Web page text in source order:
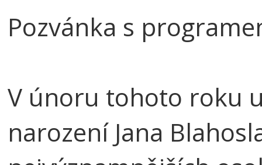
Pozvánka s
V únoru tohoto roku
narození Jana